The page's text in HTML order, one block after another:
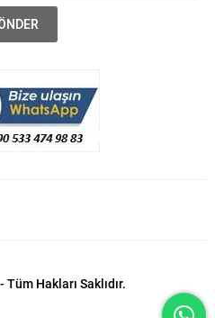
Hakları Saklıdır.